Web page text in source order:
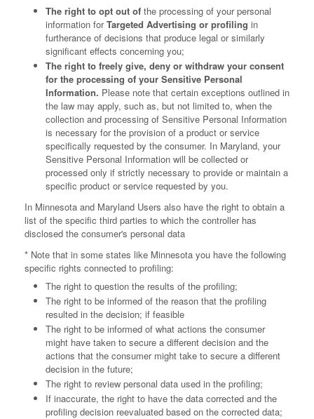
The right to opt out of the processing of your personal
information forTargeted Advertising or profiling in
furtherance of decisions that produce legal or similarly
significant effects concerning you;
The right to freely give, deny or withdraw your consent
for the processing of your Sensitive Personal
Information. Please note that certain exceptions outlined in
the law may apply, such as, but not limited to, when the
collection and processing of Sensitive Personal Information
is necessary for the provision of a product or service
specifically requested by the consumer. In Maryland, your
Sensitive Personal Information will be collected or
processed only if strictly necessary to provide or maintain a
specific product or service requested by you.
In Minnesota and Maryland Users also have the right to obtain a
list of the specific third parties to which the controller has
disclosed the consumer's personal data
* Note that in some states like Minnesota you have the following
specific rights connected to profiling:
The right to question the results of the profiling;
The right to be informed of the reason that the profiling
resulted in the decision; if feasible
The right to be informed of what actions the consumer
might have taken to secure a different decision and the
actions that the consumer might take to secure a different
decision in the future;
The right to review personal data used in the profiling;
If inaccurate, the right to have the data corrected and the
profiling decision reevaluated based on the corrected data;